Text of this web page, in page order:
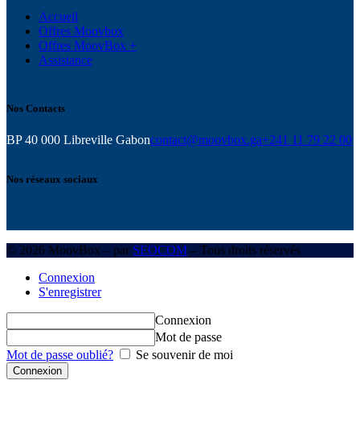
Accueil
Offres Moovbox
Offres MoovBox +
Assistance
Nos Contacts
BP 40 000 Libreville Gaboncontact@moovbox.ga+241 11 79 22 00
Nos réseaux sociaux
© 2026 MoovBox – par SEOCOM – Tous droits réservés
Connexion
S'enregistrer
Connexion
Mot de passe
Mot de passe oublié?
Se souvenir de moi